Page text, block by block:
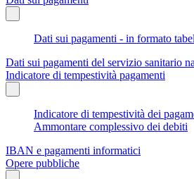
Dati sui pagamenti - in formato
Dati sui pagamenti del servizio sanitario
Indicatore di tempestività pagamenti
Indicatore di tempestività dei
Ammontare complessivo dei debiti
IBAN e pagamenti informatici
Opere pubbliche